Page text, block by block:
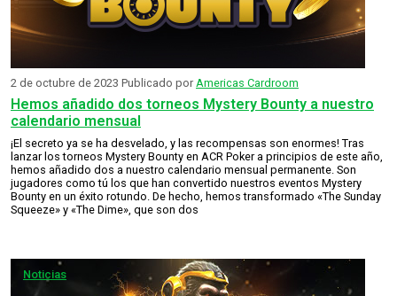
Hemos añadido dos torneos Mystery Bounty a nuestro
calendario mensual
2 de octubre de 2023 Publicado por Americas Cardroom
¡El secreto ya se ha desvelado, y las recompensas son enormes! Tras
lanzar los torneos Mystery Bounty en ACR Poker a principios de este año,
hemos añadido dos a nuestro calendario mensual permanente. Son
jugadores como tú los que han convertido nuestros eventos Mystery
Bounty en un éxito rotundo. De hecho, hemos transformado «The Sunday
Squeeze» y «The Dime», que son dos
Noticias